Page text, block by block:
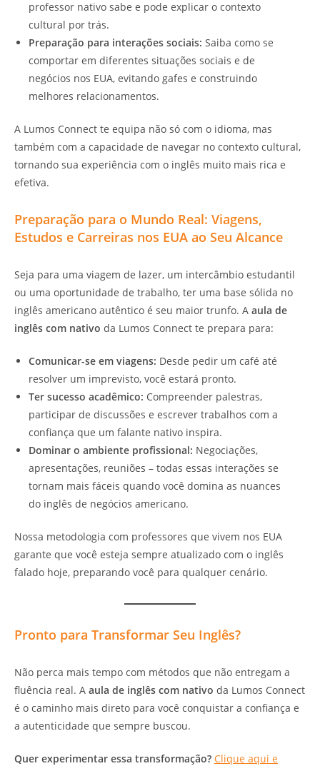
professor nativo sabe e pode explicar o contexto
cultural por trás.
Preparação para interações sociais: Saiba como se
comportar em diferentes situações sociais e de
negócios nos EUA, evitando gafes e construindo
melhores relacionamentos.
A Lumos Connect te equipa não só com o idioma, mas
também com a capacidade de navegar no contexto cultural,
tornando sua experiência com o inglês muito mais rica e
efetiva.
Preparação para o Mundo Real: Viagens,
Estudos e Carreiras nos EUA ao Seu Alcance
Seja para uma viagem de lazer, um intercâmbio estudantil
ou uma oportunidade de trabalho, ter uma base sólida no
inglês americano autêntico é seu maior trunfo. A aula de
inglês com nativo da Lumos Connect te prepara para:
Comunicar-se em viagens: Desde pedir um café até
resolver um imprevisto, você estará pronto.
Ter sucesso acadêmico: Compreender palestras,
participar de discussões e escrever trabalhos com a
confiança que um falante nativo inspira.
Dominar o ambiente profissional: Negociações,
apresentações, reuniões – todas essas interações se
tornam mais fáceis quando você domina as nuances
do inglês de negócios americano.
Nossa metodologia com professores que vivem nos EUA
garante que você esteja sempre atualizado com o inglês
falado hoje, preparando você para qualquer cenário.
Pronto para Transformar Seu Inglês?
Não perca mais tempo com métodos que não entregam a
fluência real. A aula de inglês com nativo da Lumos Connect
é o caminho mais direto para você conquistar a confiança e
a autenticidade que sempre buscou.
Quer experimentar essa transformação? Clique aqui e